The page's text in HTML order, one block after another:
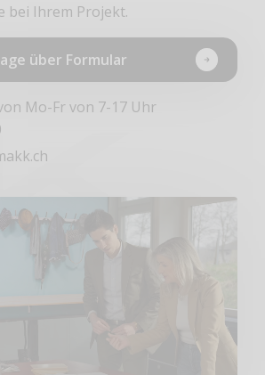
bei Ihrem Projekt.
über Formular
Mo-Fr von 7-17 Uhr